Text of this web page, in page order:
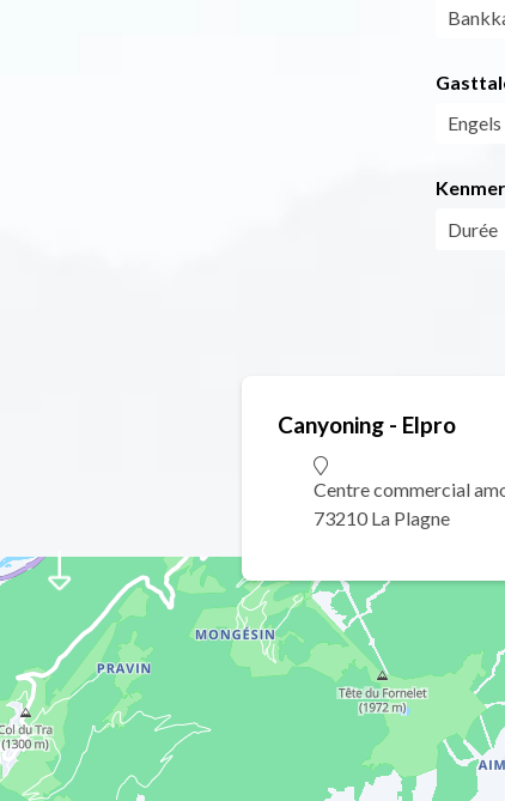
Engels
Durée
Canyoning - Elpro
Centre commercial
73210 La Plagne